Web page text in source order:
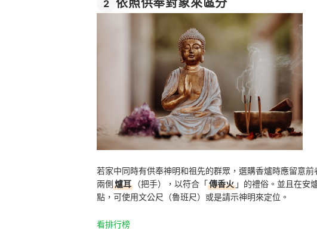
2 依照供奉對象來區分
若家中同時有供奉神明和祖先的群眾，選購香爐時應留意
兩側爐耳 （把手），以符合「傳香火 」的禮俗。並且在安
點，可使用文公尺（魯班尺）或是請示神明來定位。
看排行榜